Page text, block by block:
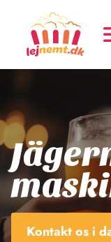
Kontakt os i